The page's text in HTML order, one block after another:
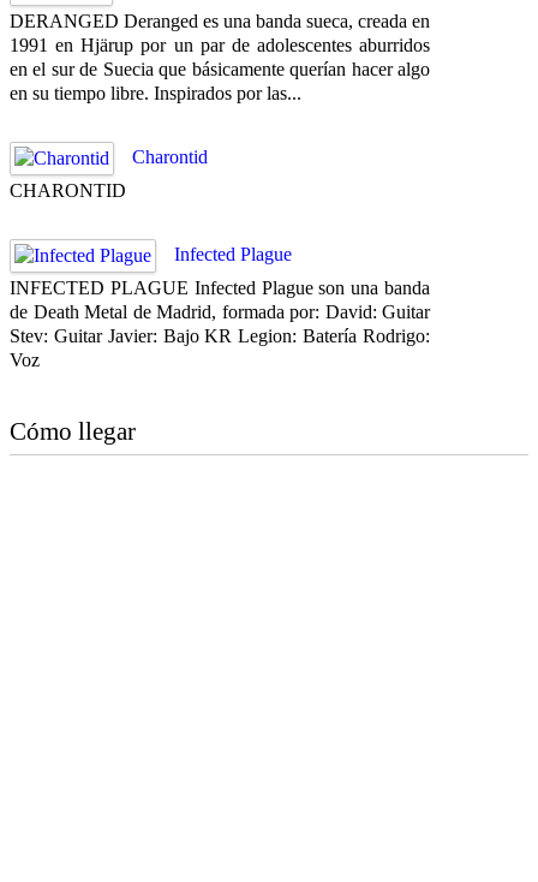
DERANGED Deranged es una banda sueca, creada en
1991 en Hjärup por un par de adolescentes aburridos
en el sur de Suecia que básicamente querían hacer algo
en su tiempo libre. Inspirados por las...
Charontid
CHARONTID
Infected Plague
INFECTED PLAGUE Infected Plague son una banda
de Death Metal de Madrid, formada por: David: Guitar
Stev: Guitar Javier: Bajo KR Legion: Batería Rodrigo:
Voz
Cómo llegar